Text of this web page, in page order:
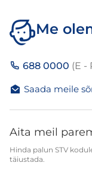
Me
688 0000 (E -
Saada meile
Aita meil
Hinda palun STV
täiustada.